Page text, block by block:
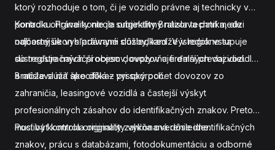
ktorý rozhoduje o tom, či je vozidlo právne aj technicky v
poriadku. Práve kontrola originality Bratislava patrí medzi
najčastejšie vyhľadávané služby, keďže v regióne sa
sústreďuje najväčší objem dovozov a firemných vozidiel.
Kontrola originality nie je subjektívny názor technika, ale
odborný úkon s právnymi dôsledkami. Výsledok vstupuje
do registračných procesov, ovplyvňuje ďalší predaj vozidla
a môže slúžiť ako dôkaz pri sporoch.
Bratislava má špecifiká – vysoký počet dovozov zo
zahraničia, leasingové vozidlá a častejší výskyt
profesionálnych zásahov do identifikačných znakov. Preto
musí byť kontrola originality vykonaná dôsledne.
Poctivá kontrola originality zahŕňa overenie identifikačných
znakov, prácu s databázami, fotodokumentáciu a odborné